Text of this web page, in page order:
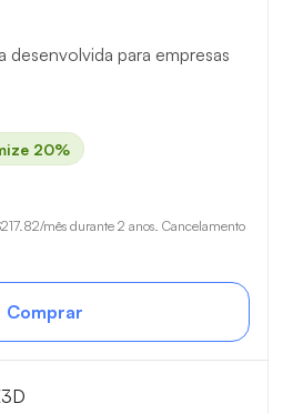
desenvolvida para empresas
20%
/mês durante 2 anos. Cancelamento
Comprar